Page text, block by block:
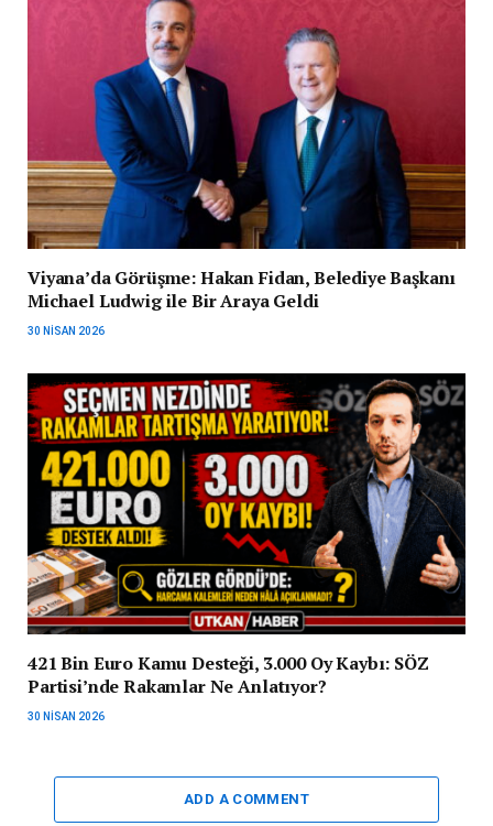
Viyana’da Görüşme: Hakan Fidan, Belediye Başkanı
Michael Ludwig ile Bir Araya Geldi
30 NISAN 2026
421 Bin Euro Kamu Desteği, 3.000 Oy Kaybı: SÖZ
Partisi’nde Rakamlar Ne Anlatıyor?
30 NISAN 2026
ADD A COMMENT